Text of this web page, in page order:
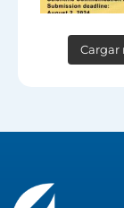
Cargar